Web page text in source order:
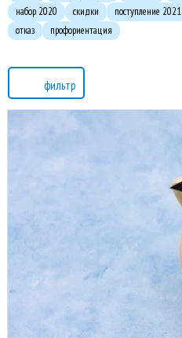
набор 2020
скидки поступление 2021
отказ
профориентация
фильтр